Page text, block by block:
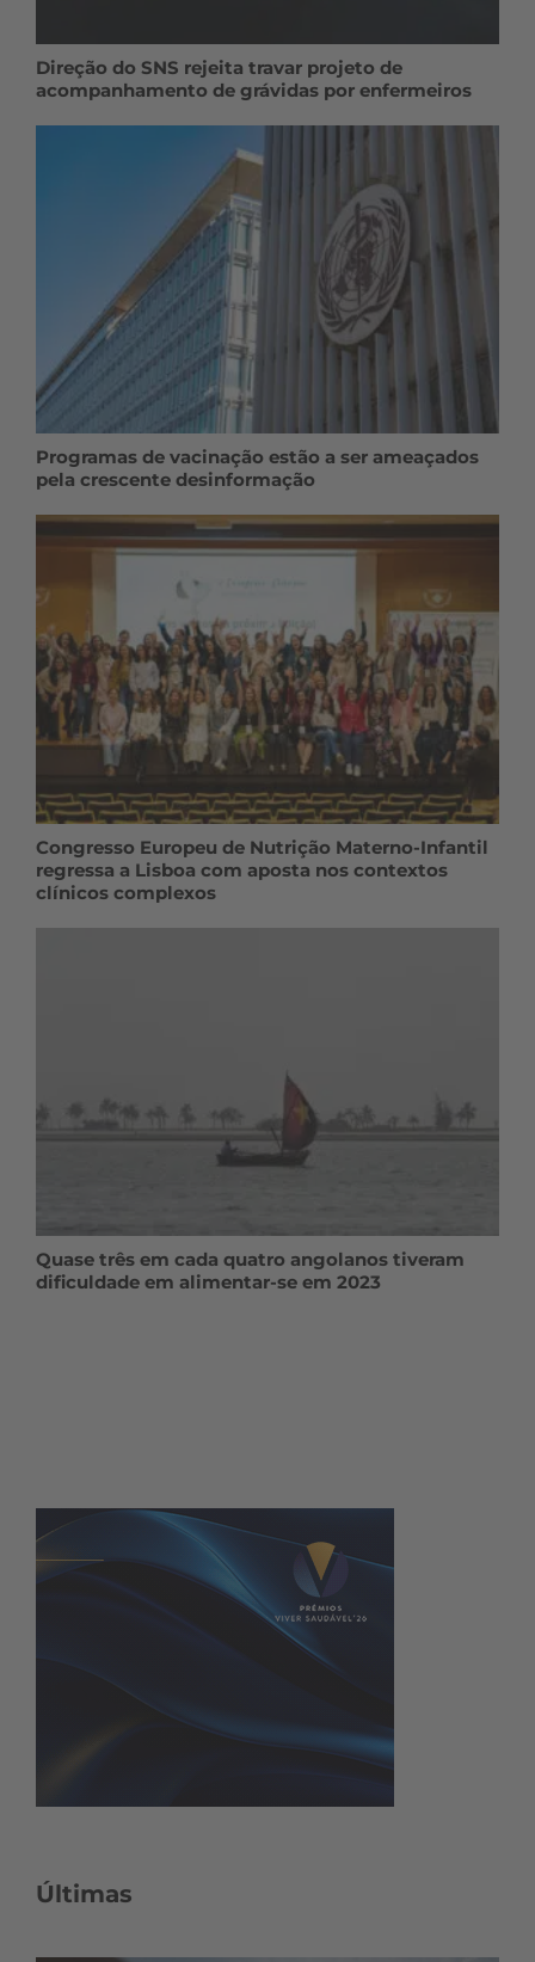
Direção do SNS rejeita travar projeto de
acompanhamento de grávidas por enfermeiros
Programas de vacinação estão a ser ameaçados
pela crescente desinformação
Congresso Europeu de Nutrição Materno-Infantil
regressa a Lisboa com aposta nos contextos
clínicos complexos
Quase três em cada quatro angolanos tiveram
dificuldade em alimentar-se em 2023
Últimas